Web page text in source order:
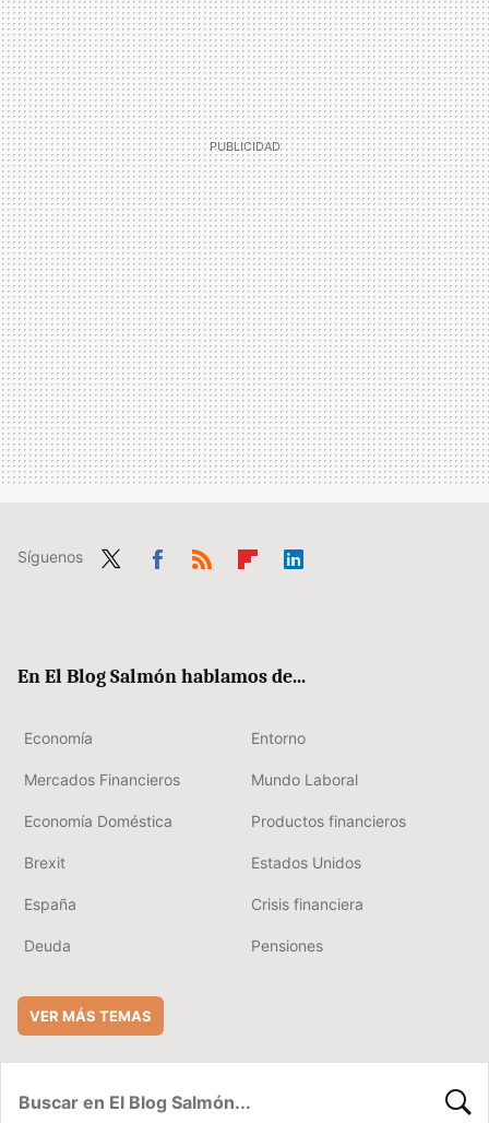
Síguenos
En El Blog Salmón hablamos de...
Economía Entorno
Mercados Financieros Mundo Laboral
Economía Doméstica Productos financieros
Brexit Estados Unidos
España Crisis financiera
Deuda Pensiones
VER MÁS TEMAS